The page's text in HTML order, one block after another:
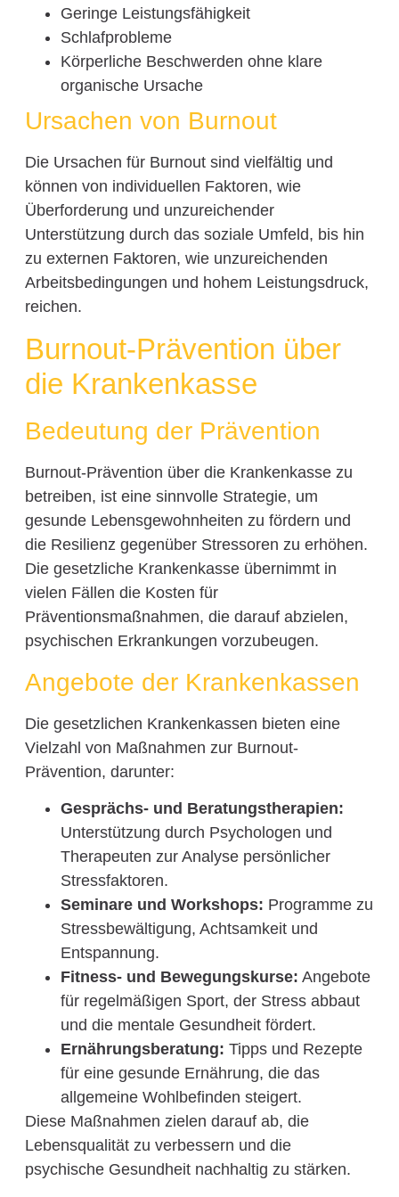
Geringe Leistungsfähigkeit
Schlafprobleme
Körperliche Beschwerden ohne klare
organische Ursache
Ursachen von Burnout
Die Ursachen für Burnout sind vielfältig und
können von individuellen Faktoren, wie
Überforderung und unzureichender
Unterstützung durch das soziale Umfeld, bis hin
zu externen Faktoren, wie unzureichenden
Arbeitsbedingungen und hohem Leistungsdruck,
reichen.
Burnout-Prävention über
die Krankenkasse
Bedeutung der Prävention
Burnout-Prävention über die Krankenkasse zu
betreiben, ist eine sinnvolle Strategie, um
gesunde Lebensgewohnheiten zu fördern und
die Resilienz gegenüber Stressoren zu erhöhen.
Die gesetzliche Krankenkasse übernimmt in
vielen Fällen die Kosten für
Präventionsmaßnahmen, die darauf abzielen,
psychischen Erkrankungen vorzubeugen.
Angebote der Krankenkassen
Die gesetzlichen Krankenkassen bieten eine
Vielzahl von Maßnahmen zur Burnout-
Prävention, darunter:
Gesprächs- und Beratungstherapien:
Unterstützung durch Psychologen und
Therapeuten zur Analyse persönlicher
Stressfaktoren.
Seminare und Workshops: Programme zu
Stressbewältigung, Achtsamkeit und
Entspannung.
Fitness- und Bewegungskurse: Angebote
für regelmäßigen Sport, der Stress abbaut
und die mentale Gesundheit fördert.
Ernährungsberatung: Tipps und Rezepte
für eine gesunde Ernährung, die das
allgemeine Wohlbefinden steigert.
Diese Maßnahmen zielen darauf ab, die
Lebensqualität zu verbessern und die
psychische Gesundheit nachhaltig zu stärken.